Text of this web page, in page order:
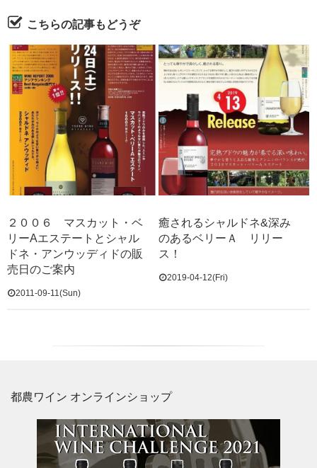
こちらの記事もどうぞ
２００６ マスカット・ベ
リーAエステートとシャル
ドネ・アンウッディドの販
売日のご案内
2011-09-11(Sun)
癒されるシャルドネ&深み
のあるベリーＡ リリー
ス！
2019-04-12(Fri)
都農ワイン オンラインショップ